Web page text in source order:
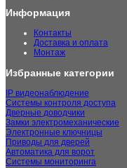
Информация
Контакты
Доставка и оплата
Монтаж
Избранные категории
IP видеонаблюдение
Системы контроля доступа
Дверные доводчики
Замки электромеханические
Электронные ключницы
Приводы для дверей
Автоматика для ворот
Системы мониторинга